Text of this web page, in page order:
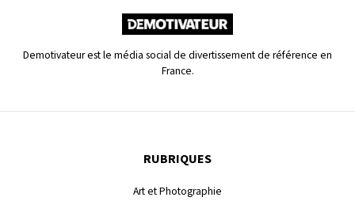
Demotivateur est le média social de divertissement de référence en
France.
RUBRIQUES
Art et Photographie